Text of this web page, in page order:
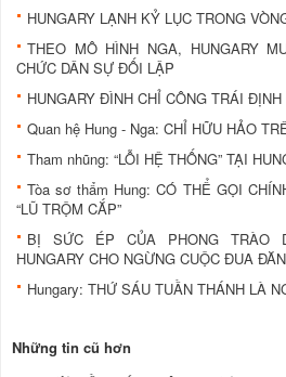
HUNGARY LẠNH KỶ LỤC TRONG
THEO MÔ HÌNH NGA, HUNGARY
CHỨC DÂN SỰ ĐỐI LẬP
HUNGARY ĐÌNH CHỈ CÔNG TRÁI
Quan hệ Hung - Nga: CHỈ HỮU HẢO
Tham nhũng: “LỖI HỆ THỐNG” TẠI
Tòa sơ thẩm Hung: CÓ THỂ GỌI
“LŨ TRỘM CẮP”
BỊ SỨC ÉP CỦA PHONG TRÀO
HUNGARY CHO NGỪNG CUỘC ĐUA
Hungary: THỨ SÁU TUẦN THÁNH LÀ
Những tin cũ hơn